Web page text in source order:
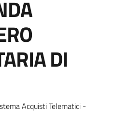
DI
Acquisti Telematici -